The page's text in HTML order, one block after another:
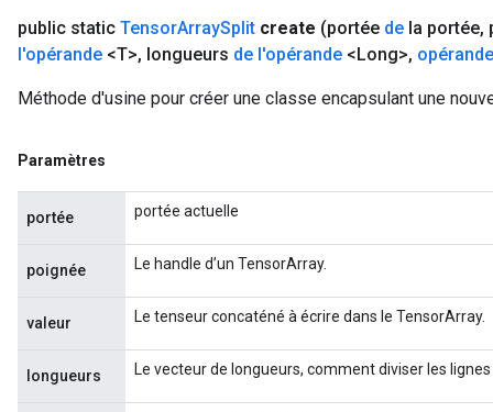
public static TensorArraySplit create (portée de la portée,
l'opérande <T>, longueurs de l'opérande <Long>, opérande
Méthode d'usine pour créer une classe encapsulant une
Paramètres
portée portée actuelle
poignée Le handle d’un TensorArray.
valeur Le tenseur concaténé à écrire dans le TensorArray.
longueurs Le vecteur de longueurs, comment diviser les